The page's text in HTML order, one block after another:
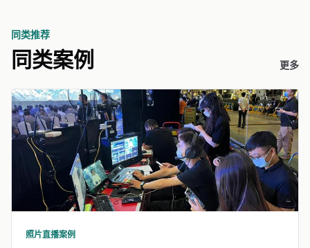
同类推荐
同类案例 更多
照片直播案例